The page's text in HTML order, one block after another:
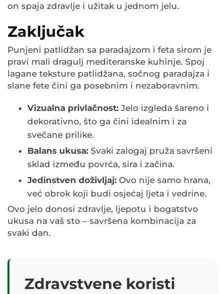
on spaja zdravlje i užitak u jednom jelu.
Zaključak
Punjeni patlidžan sa paradajzom i feta sirom je
pravi mali dragulj mediteranske kuhinje. Spoj
lagane teksture patlidžana, sočnog paradajza i
slane fete čini ga posebnim i nezaboravnim.
Vizualna privlačnost: Jelo izgleda šareno i
dekorativno, što ga čini idealnim i za
svečane prilike.
Balans ukusa: Svaki zalogaj pruža savršeni
sklad između povrća, sira i začina.
Jedinstven doživljaj: Ovo nije samo hrana,
već obrok koji budi osjećaj ljeta i vedrine.
Ovo jelo donosi zdravlje, ljepotu i bogatstvo
ukusa na vaš sto – savršena kombinacija za
svaki dan.
Zdravstvene koristi